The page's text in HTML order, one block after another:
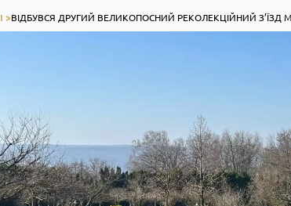
>ВІДБУВСЯ ДРУГИЙ ВЕЛИКОПОСНИЙ РЕКОЛЕКЦІЙНИЙ